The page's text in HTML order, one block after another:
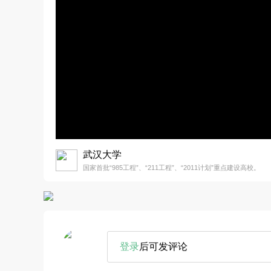
武汉大学
国家首批“985工程”、“211工程”、“2011计划”重点建设高校。
登录后可发评论